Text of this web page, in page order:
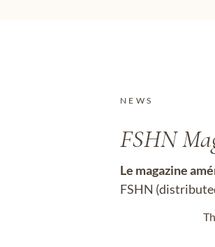
NEWS
FSHN
Le magazine
FSHN